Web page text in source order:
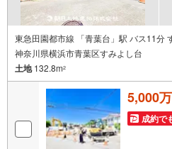
東急田園都市線 「青葉台」駅 バス11分
神奈川県横浜市青葉区すみよし台
土地132.8m2
5,000
成約で